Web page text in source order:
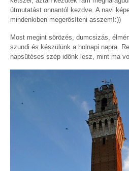
útmutatást onnantól kezdve. A navi
mindenkiben megerősíteni asszem!:))
Most megint sörözés, dumcsizás,
szundi és készülünk a holnapi napra.
napsütéses szép időnk lesz, mint ma